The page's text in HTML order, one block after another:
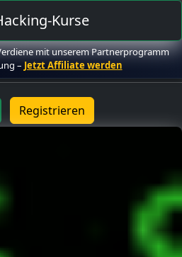
Kurse
mit unserem Partnerprogramm
– Jetzt Affiliate werden
Registrieren